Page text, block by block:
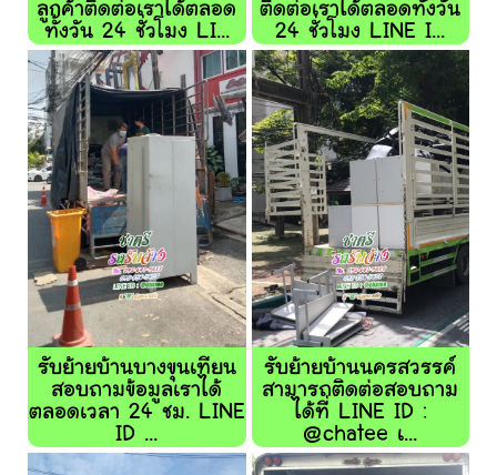
ลูกค้าติดต่อเราได้ตลอด
ทั้งวัน 24 ชั่วโมง LI...
ติดต่อเราได้ตลอดทั้งวัน
24 ชั่วโมง LINE I...
รับย้ายบ้านบางขุนเทียน
สอบถามข้อมูลเราได้
ตลอดเวลา 24 ชม. LINE
ID ...
รับย้ายบ้านนครสวรรค์
สามารถติดต่อสอบถาม
ได้ที่ LINE ID :
@chatee เ...